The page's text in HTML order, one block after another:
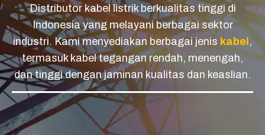
Distributor kabel listrik berkualitas tinggi di
Indonesia yang melayani berbagai sektor
industri. Kami menyediakan berbagai jenis kabel ,
termasuk kabel tegangan rendah, menengah,
dan tinggi dengan jaminan kualitas dan keaslian.